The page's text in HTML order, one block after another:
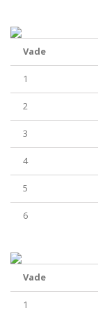
Vade
1
2
3
4
5
6
Vade
1